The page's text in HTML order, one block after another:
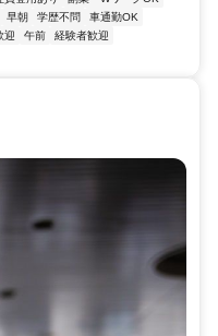
早朝 学歴不問
車通勤OK
迎 午前
経験者歓迎